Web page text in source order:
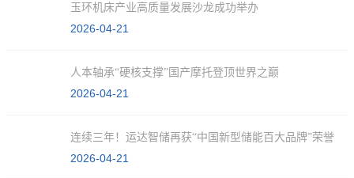
玉环机床产业高质量发展沙龙成功举办
2026-04-21
人本轴承“硬核支撑”国产摩托登顶世界之巅
2026-04-21
连续三年！运达智储再获“中国新型储能百大品牌”荣誉
2026-04-21